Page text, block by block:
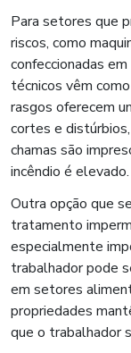
Para setores que
riscos, como
confeccionadas
técnicos vêm
rasgos oferecem
cortes e
chamas são
incêndio é elevado.
Outra opção que
tratamento
especialmente
trabalhador pode
em setores
propriedades
que o trabalhador